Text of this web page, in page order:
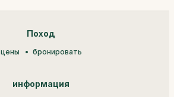
Поход
цены бронировать
информация